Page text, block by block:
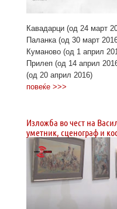
Кавадарци (од 24 март
Паланка (од 30 март
Куманово (од 1 април
Прилеп (од 14 април
(од 20 април 2016)
повеќе >>>
Изложба во чест на
уметник, сценограф и